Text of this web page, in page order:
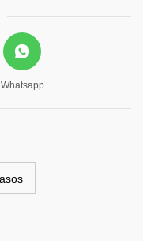
Whatsapp